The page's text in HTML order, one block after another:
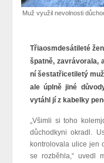
Muž využil nevolnosti
Třiaosmdesátileté
špatně, zavrávorala,
ní šestatřicetiletý
ale úplně jiné
vytáhl jí z kabelky
„Všimli si toho
důchodkyni okradl.
kontrolovala ulice jen
se rozběhla,“ uvedl